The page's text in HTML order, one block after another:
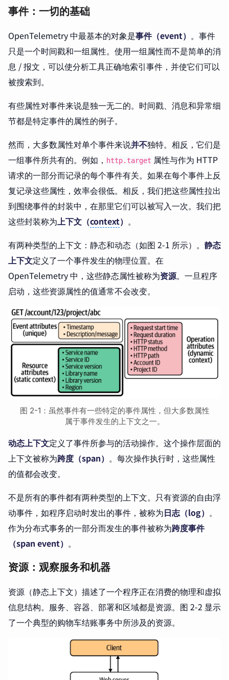
事件：一切的基础
OpenTelemetry 中最基本的对象是事件（event） 。事件
只是一个时间戳和一组属性。使用一组属性而不是简单的消
息 / 报文，可以使分析工具正确地索引事件，并使它们可以
被搜索到。
有些属性对事件来说是独一无二的。时间戳、消息和异常细
节都是特定事件的属性的例子。
然而，大多数属性对单个事件来说并不独特。相反，它们是
一组事件所共有的。例如， http.target 属性与作为 HTTP
请求的一部分而记录的每个事件有关。如果在每个事件上反
复记录这些属性，效率会很低。相反，我们把这些属性拉出
到围绕事件的封装中，在那里它们可以被写入一次。我们把
这些封装称为上下文（context） 。
有两种类型的上下文：静态和动态（如图 2-1 所示）。 静态
上下文定义了一个事件发生的物理位置。在
OpenTelemetry 中，这些静态属性被称为资源。一旦程序
启动，这些资源属性的值通常不会改变。
图 2-1：虽然事件有一些特定的事件属性，但大多数属性
属于事件发生的上下文之一。
动态上下文定义了事件所参与的活动操作。这个操作层面的
上下文被称为跨度（span） 。每次操作执行时，这些属性
的值都会改变。
不是所有的事件都有两种类型的上下文。只有资源的自由浮
动事件，如程序启动时发出的事件，被称为日志（log） 。
作为分布式事务的一部分而发生的事件被称为跨度事件
（span event） 。
资源：观察服务和机器
资源（静态上下文）描述了一个程序正在消费的物理和虚拟
信息结构。服务、容器、部署和区域都是资源。图 2-2 显示
了一个典型的购物车结账事务中所涉及的资源。